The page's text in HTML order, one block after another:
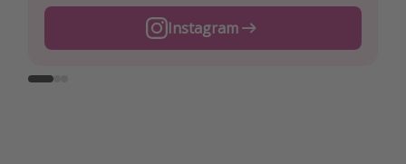
Instagram
Facebook
TikTok